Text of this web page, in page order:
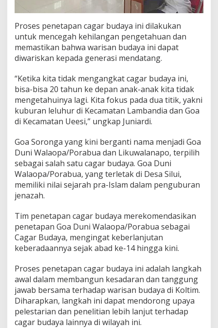
a
Proses penetapan cagar budaya ini dilakukan
untuk mencegah kehilangan pengetahuan dan
memastikan bahwa warisan budaya ini dapat
diwariskan kepada generasi mendatang.
“Ketika kita tidak mengangkat cagar budaya ini,
bisa-bisa 20 tahun ke depan anak-anak kita tidak
mengetahuinya lagi. Kita fokus pada dua titik, yakni
kuburan leluhur di Kecamatan Lambandia dan Goa
di Kecamatan Ueesi,” ungkap Juniardi.
Goa Soronga yang kini berganti nama menjadi Goa
Duni Walaopa/Porabua dan Likuwalanapo, terpilih
sebagai salah satu cagar budaya. Goa Duni
Walaopa/Porabua, yang terletak di Desa Silui,
memiliki nilai sejarah pra-Islam dalam penguburan
jenazah.
Tim penetapan cagar budaya merekomendasikan
penetapan Goa Duni Walaopa/Porabua sebagai
Cagar Budaya, mengingat keberlanjutan
keberadaannya sejak abad ke-14 hingga kini.
Proses penetapan cagar budaya ini adalah langkah
awal dalam membangun kesadaran dan tanggung
jawab bersama terhadap warisan budaya di Koltim.
Diharapkan, langkah ini dapat mendorong upaya
pelestarian dan penelitian lebih lanjut terhadap
cagar budaya lainnya di wilayah ini.